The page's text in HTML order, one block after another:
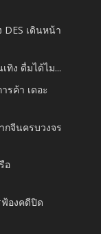
เดินหน้า
ทิง ดื่มได้ไม...
รค้า เดอะ
กจีนครบวงจร
อ
ฟ้องคดีปิด